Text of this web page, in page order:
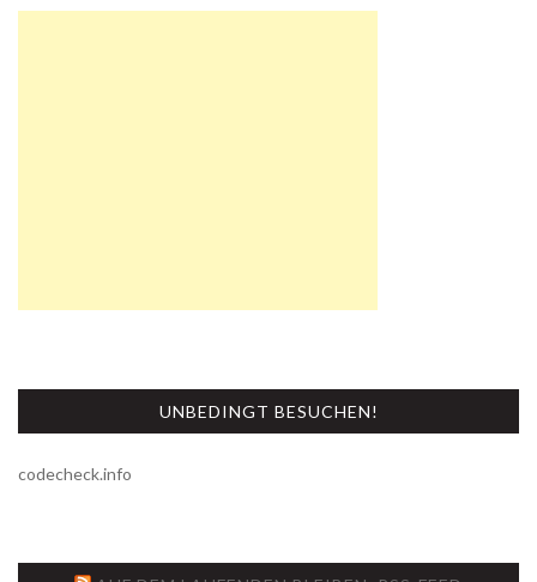
:
UNBEDINGT BESUCHEN!
codecheck.info